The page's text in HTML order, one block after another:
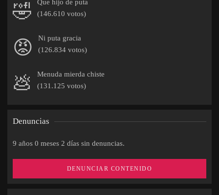
🤣
Que hijo de puta
(146.610 votos)
😡
Ni puta gracia
(126.834 votos)
💩
Menuda mierda chiste
(131.125 votos)
Denuncias
9 años 0 meses 2 días sin denuncias.
DENUNCIAR CONTENIDO